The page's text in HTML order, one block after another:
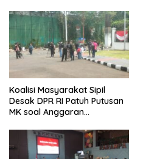
TUNTUTAN DITUNDA
Koalisi Masyarakat Sipil
Desak DPR RI Patuh Putusan
MK soal Anggaran